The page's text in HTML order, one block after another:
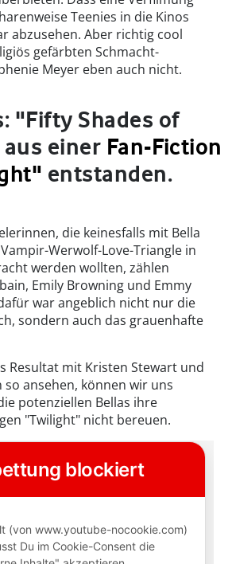
Teenies in die Kinos
abzusehen. Aber richtig cool
gefärbten Schmacht-
Meyer eben auch nicht.
"Fifty Shades of
einer Fan-Fiction
entstanden.
die keinesfalls mit Bella
Werwolf-Love-Triangle in
werden wollten, zählen
Emily Browning und Emmy
war angeblich nicht nur die
sondern auch das grauenhafte
Resultat mit Kristen Stewart und
ansehen, können wir uns
potenziellen Bellas ihre
"Twilight" nicht bereuen.